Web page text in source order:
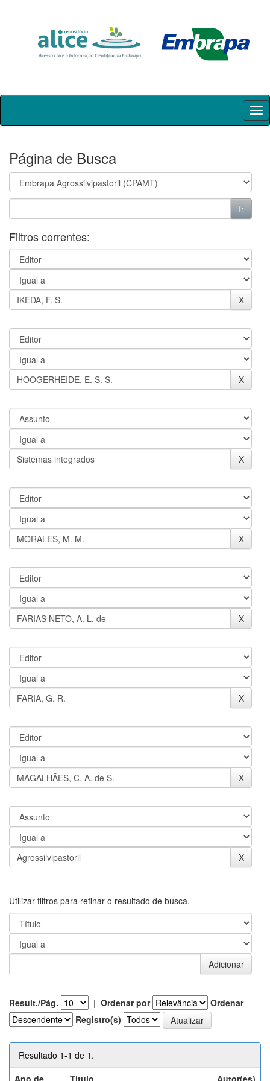
Skip
Página de Busca
Filtros correntes:
Utilizar filtros para refinar o resultado de busca.
Result./Pág. | Ordenar por
Ordenar
Registro(s)
Resultado 1-1 de 1.
Ano de
Título Autor(es)